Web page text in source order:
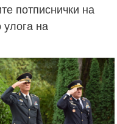
потписнички на
на